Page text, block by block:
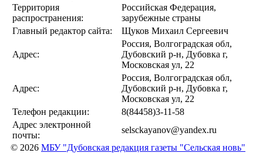
Территория
распространения:
Российская Федерация,
зарубежные страны
Главный редактор сайта:
Щуков Михаил Сергеевич
Адрес:
Россия, Волгоградская обл,
Дубовский р-н, Дубовка г,
Московская ул, 22
Адрес:
Россия, Волгоградская обл,
Дубовский р-н, Дубовка г,
Московская ул, 22
Телефон редакции:
8(84458)3-11-58
Адрес электронной
почты:
selsckayanov@yandex.ru
© 2026 МБУ "Дубовская редакция газеты "Сельская новь"